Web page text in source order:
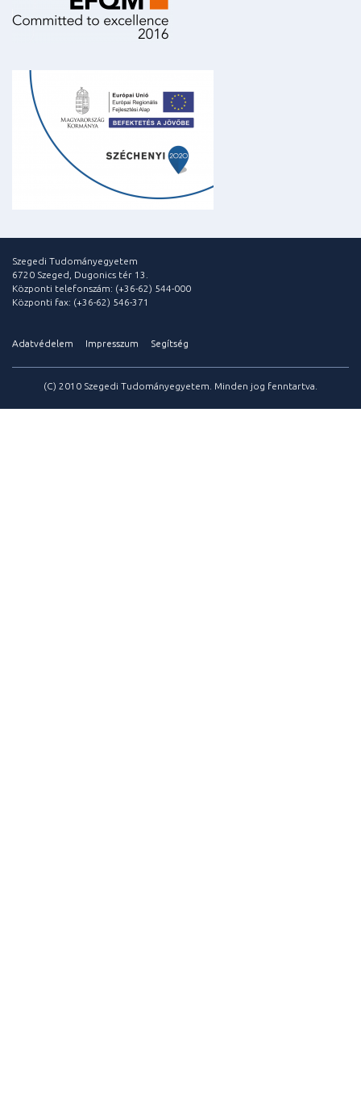
Szegedi Tudományegyetem
6720 Szeged, Dugonics tér 13.
Központi telefonszám: (+36-62) 544-000
Központi fax: (+36-62) 546-371
Adatvédelem Impresszum Segítség
(C) 2010 Szegedi Tudományegyetem. Minden jog fenntartva.